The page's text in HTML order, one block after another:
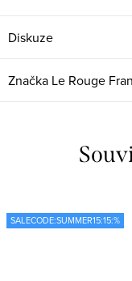
Diskuze
Značka Le Rouge
SALECODE:SUMMER15:15:%